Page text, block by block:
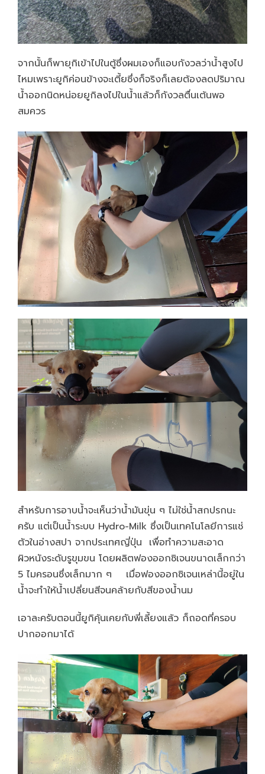
จากนั้นก็พายุกิเข้าไปในตู้ซึ่งผมเองก็แอบกังวลว่าน้ำสูงไป
ไหมเพราะยูกิค่อนข้างจะเตี้ยซึ่งก็จริงก็เลยต้องลดปริมาณ
น้ำออกนิดหน่อยยูกิลงไปในน้ำแล้วก็กังวลตื่นเต้นพอ
สมควร
สำหรับการอาบน้ำจะเห็นว่าน้ำมันขุ่น ๆ ไม่ใช่น้ำสกปรกนะ
ครับ แต่เป็นน้ำระบบ Hydro-Milk ซึ่งเป็นเทคโนโลยีการแช่
ตัวในอ่างสปา จากประเทศญี่ปุ่น เพื่อทำความสะอาด
ผิวหนังระดับรูขุมขน โดยผลิตฟองออกซิเจนขนาดเล็กกว่า
5 ไมครอนซึ่งเล็กมาก ๆ เมื่อฟองออกซิเจนเหล่านี้อยู่ใน
น้ำจะทำให้น้ำเปลี่ยนสีจนคล้ายกับสีของน้ำนม
เอาละครับตอนนี้ยูกิคุ้นเคยกับพี่เลี้ยงแล้ว ก็ถอดที่ครอบ
ปากออกมาได้